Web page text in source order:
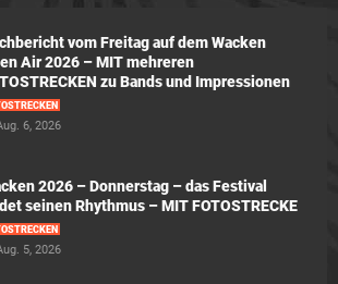
vom Freitag auf dem Wacken
Air 2026 – MIT mehreren
zu Bands und Impressionen
6, 2026
2026 – Donnerstag – das Festival
seinen Rhythmus – MIT FOTOSTRECKE
5, 2026